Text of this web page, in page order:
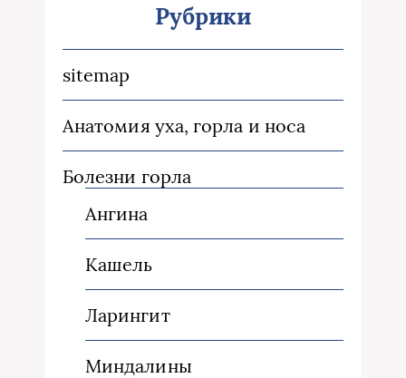
Рубрики
sitemap
Анатомия уха, горла и носа
Болезни горла
Ангина
Кашель
Ларингит
Миндалины